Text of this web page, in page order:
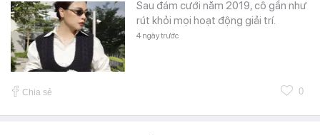
Sau đám cưới năm 2019, cô gần như
rút khỏi mọi hoạt động giải trí.
4 ngày trước
Chia sẻ 0